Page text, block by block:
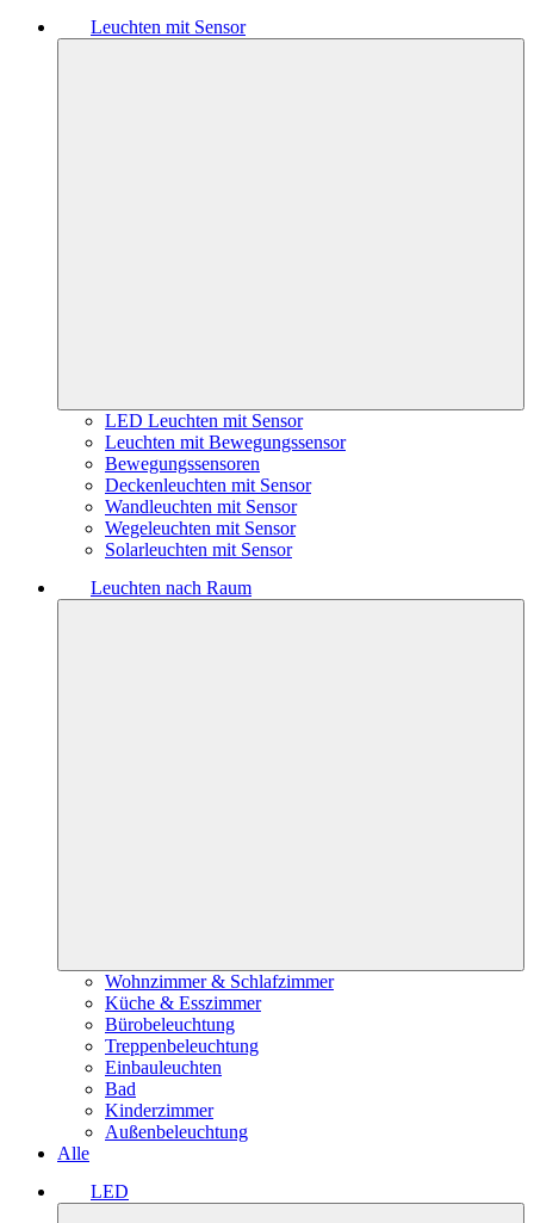
Leuchten mit Sensor
LED Leuchten mit Sensor
Leuchten mit Bewegungssensor
Bewegungssensoren
Deckenleuchten mit Sensor
Wandleuchten mit Sensor
Wegeleuchten mit Sensor
Solarleuchten mit Sensor
Leuchten nach Raum
Wohnzimmer & Schlafzimmer
Küche & Esszimmer
Bürobeleuchtung
Treppenbeleuchtung
Einbauleuchten
Bad
Kinderzimmer
Außenbeleuchtung
Alle
LED